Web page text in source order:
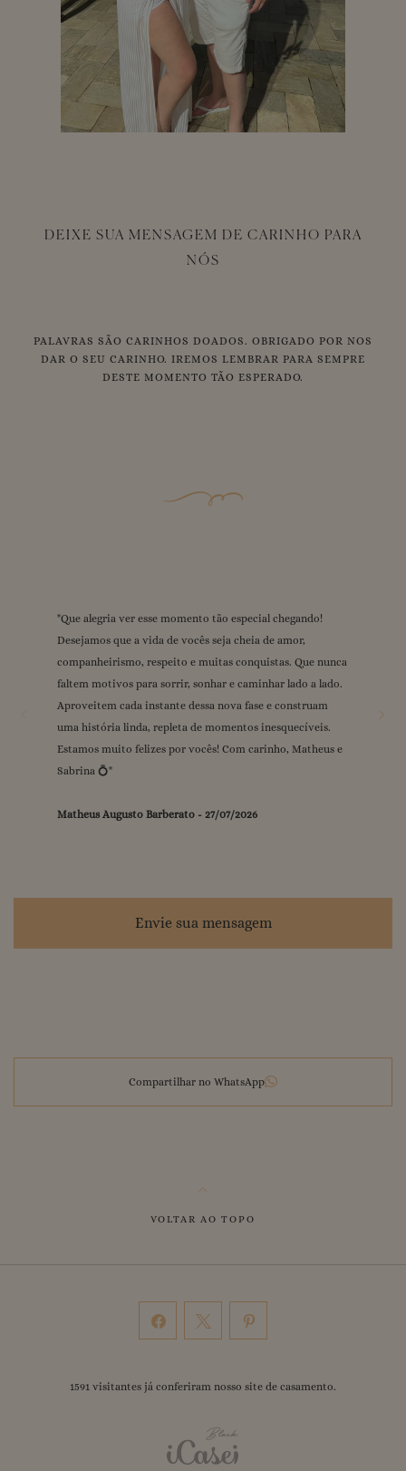
DEIXE SUA MENSAGEM DE CARINHO PARA
NÓS
PALAVRAS SÃO CARINHOS DOADOS. OBRIGADO POR NOS
DAR O SEU CARINHO. IREMOS LEMBRAR PARA SEMPRE
DESTE MOMENTO TÃO ESPERADO.
"Que alegria ver esse momento tão especial chegando!
Desejamos que a vida de vocês seja cheia de amor,
companheirismo, respeito e muitas conquistas. Que nunca
faltem motivos para sorrir, sonhar e caminhar lado a lado.
Aproveitem cada instante dessa nova fase e construam
uma história linda, repleta de momentos inesquecíveis.
Estamos muito felizes por vocês! Com carinho, Matheus e
Sabrina 💍"
Matheus Augusto Barberato - 27/07/2026
"Deus abençoe demais essa união! Amamos vocês demais,
estaremos sempre aqui apoiando vocês! Ansiosos pelo
grande dia ❤️💍 Com carinho, Gabi & Raul"
Gabrielle Brito Rousseau- 25/07/2026
"Desejamos mta felicidade, que Deus proteja , amamos
mtoooo vcssss"
Gilmara Carmo-25/07/2026
"Amamos tanto vocês!! 🩷🩷🩷 Que essa fase seja repleta de
momentos especiais. Estamos muito felizes por vocês e
mal podemos esperar para viver esse dia juntos. Sempre
juntos! Vi e Ma."
Vitória Mão Cheia-24/07/2026
"Que Deus te abençoe grandiosamente nessa nova fase da
sua vida beijos com carinho da nossa família, te amamos!
❤️"
Neureci Alves de Araújo-24/07/2026
Envie sua mensagem
Compartilhar no WhatsApp
VOLTAR AO TOPO
1591 visitantes já conferiram nosso site de casamento.